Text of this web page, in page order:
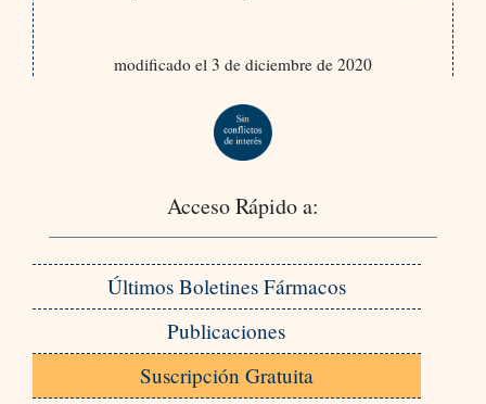
modificado el 3 de diciembre de 2020
Acceso Rápido a:
Últimos Boletines Fármacos
Publicaciones
Suscripción Gratuita